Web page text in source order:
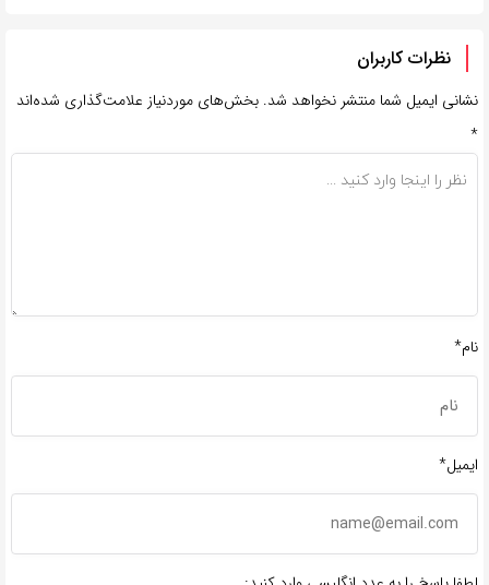
نظرات کاربران
نشانی ایمیل شما منتشر نخواهد شد. بخش‌های موردنیاز علامت‌گذاری شده‌اند
*
نام*
ایمیل*